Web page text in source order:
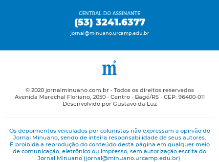
CENTRAL DO ASSINANTE
(53) 3241.6377
jornal@minuano.urcamp.edu.br
© 2020 jornalminuano.com.br - Todos os direitos reservados
Avenida Marechal Floriano, 2050 - Centro - Bagé/RS - CEP: 96400-011
Desenvolvido por Gustavo da Luz
Os depoimentos veiculados por colunistas não expressam a opinião do
Jornal Minuano, sendo de inteira responsabilidade de seus autores.
É proibida a reprodução do conteúdo desta página em qualquer meio
de comunicação, eletrônico ou impresso, sem autorização escrita do
Jornal Minuano (jornal@minuano.urcamp.edu.br).